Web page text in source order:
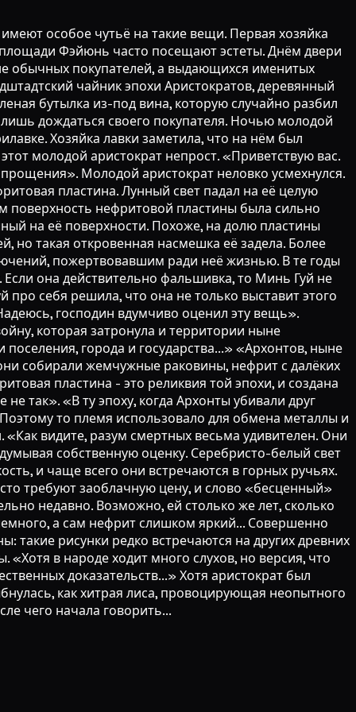
особое чутьё на такие вещи. Первая хозяйка
Фэйюнь часто посещают эстеты. Днём двери
обычных покупателей, а выдающихся именитых
чайник эпохи Аристократов, деревянный
бутылка из-под вина, которую случайно разбил
дождаться своего покупателя. Ночью молодой
Хозяйка лавки заметила, что на нём был
молодой аристократ непрост. «Приветствую вас.
Молодой аристократ неловко усмехнулся.
пластина. Лунный свет падал на её целую
поверхность нефритовой пластины была сильно
на её поверхности. Похоже, на долю пластины
но такая откровенная насмешка её задела. Более
пожертвовавшим ради неё жизнью. В те годы
она действительно фальшивка, то Минь Гуй не
про себя решила, что она не только выставит этого
господин вдумчиво оценил эту вещь».
которая затронула и территории ныне
города и государства...» «Архонтов, ныне
собирали жемчужные раковины, нефрит с далёких
пластина - это реликвия той эпохи, и создана
так». «В ту эпоху, когда Архонты убивали друг
то племя использовало для обмена металлы и
видите, разум смертных весьма удивителен. Они
собственную оценку. Серебристо-белый свет
и чаще всего они встречаются в горных ручьях.
требуют заоблачную цену, и слово «бесценный»
недавно. Возможно, ей столько же лет, сколько
а сам нефрит слишком яркий... Совершенно
рисунки редко встречаются на других древних
в народе ходит много слухов, но версия, что
доказательств...» Хотя аристократ был
как хитрая лиса, провоцирующая неопытного
чего начала говорить...